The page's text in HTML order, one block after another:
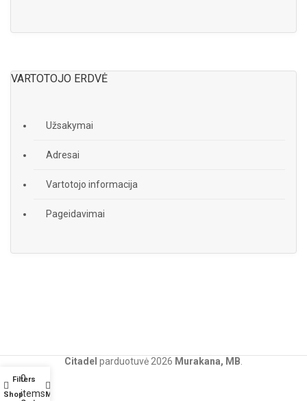
VARTOTOJO ERDVĖ
Užsakymai
Adresai
Vartotojo informacija
Pageidavimai
Citadel parduotuvė2026 Murakana, MB.
Shop
Filters
0
itemsMy account